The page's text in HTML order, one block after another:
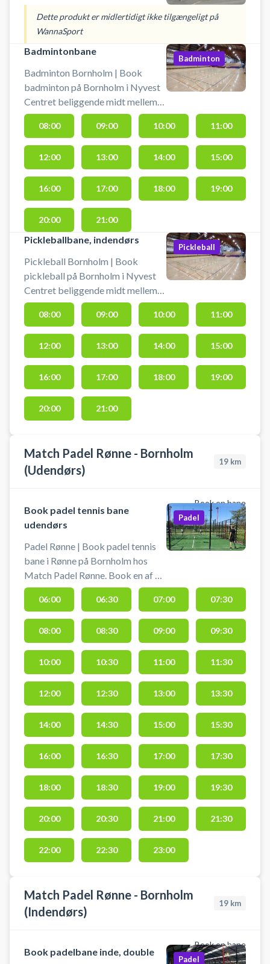
Dette produkt er midlertidigt ikke tilgængeligt på
WannaSport
Badmintonbane
Badminton Bornholm | Book
badminton på Bornholm i Nyvest
Centret beliggende midt mellem
Aakirkeby og Rønne. Lej en
badmintonbane og spil badminton
på Bornholm på en af indendørs
banerne i Nylars. Medbring selv
for gratis parkering og
omklædning.
Badminton
08:00 09:00 10:00 11:00
12:00 13:00 14:00 15:00
16:00 17:00 18:00 19:00
20:00 21:00
Pickleballbane, indendørs
Pickleball Bornholm | Book
pickleball på Bornholm i Nyvest
Centret beliggende midt mellem
Aakirkeby og Rønne. Lej en
pickleballbane og spil pickleball
på Bornholm på en af indendørs
banerne i Nylars. Medbring selv
gratis parkering og omklædning.
Pickleball
08:00 09:00 10:00 11:00
12:00 13:00 14:00 15:00
16:00 17:00 18:00 19:00
20:00 21:00
Match Padel Rønne - Bornholm
(Udendørs)
19 km
Book en bane
Book padel tennis bane
udendørs
Padel Rønne | Book padel tennis
bane i Rønne på Bornholm hos
Match Padel Rønne. Book en af 2
udendørs double padel tennis
baner og spil padel tennis i Rønne
under åben himmel hos Match
Padel beliggende på
Gratis parkering. Padel tennis bat
og bolde skal selv medbringes fra
uge 43 frem til 1 april. Skal din
padel tennis bane være indendørs
byder Match Padel i Rønne også
på i alt 5 indendørs padel tennis
baner i deres padelcenter i Rønne.
Padel
06:00 06:30 07:00 07:30
08:00 08:30 09:00 09:30
10:00 10:30 11:00 11:30
12:00 12:30 13:00 13:30
14:00 14:30 15:00 15:30
16:00 16:30 17:00 17:30
18:00 18:30 19:00 19:30
20:00 20:30 21:00 21:30
22:00 22:30 23:00
Match Padel Rønne - Bornholm
(Indendørs)
19 km
Book en bane
Book padelbane inde, double
Padel